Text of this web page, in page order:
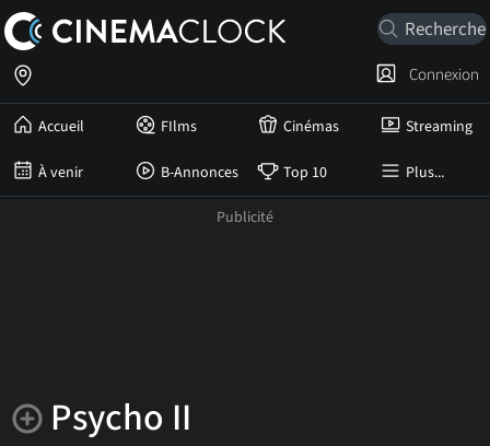
Accueil FIlms Cinémas Streaming
À venir B-Annonces Top 10 Plus...
Connexion
Psycho II